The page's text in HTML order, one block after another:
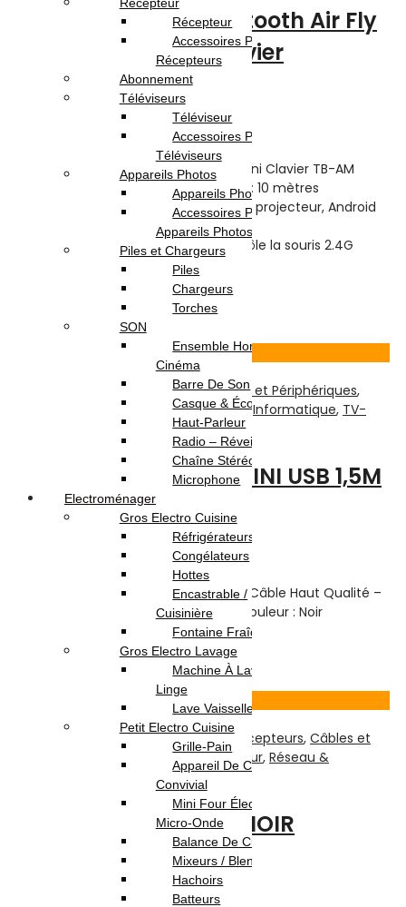
Télécommande Bluetooth Air Fly
Mouse Avec Mini Clavier
sur 5
Bluetooth Air Fly Mouse avec Mini Clavier TB-AM
Distance de la télécommande : 10 mètres
Compatible avec PC, Smart TV, projecteur, Android
Capteur de mouvement contrôle la souris 2.4G
jusqu’à 10m
59.000
Ajouter au panier
Réseau & Connectiques ,Accessoires et Périphériques,
Câbles et Connectiques ,Câbles USB,Informatique, TV-
CABLE V3 USB VERS MINI USB 1,5M
sur 5
CABLE V3 USB VERS MINI USB 1,5M– Câble Haut Qualité –
1.5 mètres
– Couleur : Noir
DT
Ajouter au panier
,Accessoires Pour Récepteurs, Câbles et
Câbles HDMI,Récepteur, Réseau &
CÂBLE HDMI- 1.5M – NOIR
Récepteur
Accessoires Pour
Récepteurs
Abonnement
Téléviseurs
Téléviseur
Accessoires Pour
Téléviseurs
Appareils Photos
Appareils Photo
Accessoires Pour
Appareils Photos
Piles et Chargeurs
Piles
Chargeurs
Torches
SON
Ensemble Home
Cinéma
Barre De Son
Casque & Écouteurs
Haut-Parleur
Radio – Réveil
Chaîne Stéréo
Microphone
Electroménager
Gros Electro Cuisine
Réfrigérateurs
Congélateurs
Hottes
Encastrable /
Cuisinière
Fontaine Fraîche
Gros Electro Lavage
Machine À Laver / Sèche
Linge
Lave Vaisselle
Petit Electro Cuisine
Grille-Pain
Appareil De Cuisson /
Convivial
Mini Four Électrique /
Micro-Onde
Balance De Cuisine
Mixeurs / Blenders
Hachoirs
Batteurs